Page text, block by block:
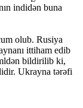
indidən buna
olub. Rusiya
ittiham edib
bildirilib ki,
Ukrayna tərəfi